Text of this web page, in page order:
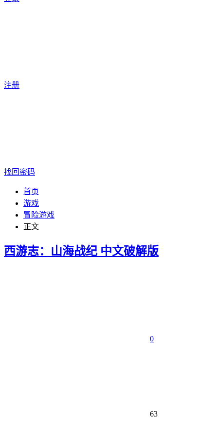
注册
找回密码
首页
游戏
冒险游戏
正文
西游志：山海战纪 中文破解版
0
63